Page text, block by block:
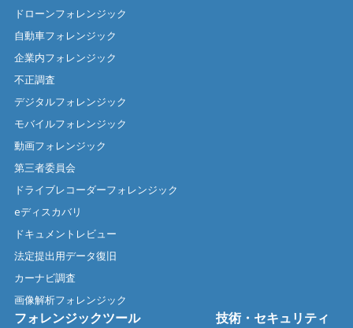
ドローンフォレンジック
自動車フォレンジック
企業内フォレンジック
不正調査
デジタルフォレンジック
モバイルフォレンジック
動画フォレンジック
第三者委員会
ドライブレコーダーフォレンジック
eディスカバリ
ドキュメントレビュー
法定提出用データ復旧
カーナビ調査
画像解析フォレンジック
フォレンジックツール 技術・セキュリティ